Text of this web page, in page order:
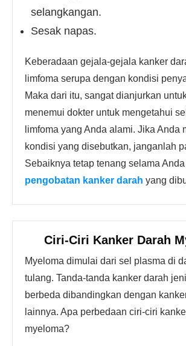
selangkangan.
Sesak napas.
Keberadaan gejala-gejala kanker
limfoma serupa dengan kondisi
Maka dari itu, sangat dianjurkan
menemui dokter untuk mengetahui
limfoma yang Anda alami. Jika Anda
kondisi yang disebutkan, janganlah
Sebaiknya tetap tenang selama
pengobatan kanker darah yang
Ciri-Ciri Kanker Darah
Myeloma dimulai dari sel plasma di
tulang. Tanda-tanda kanker darah
berbeda dibandingkan dengan
lainnya. Apa perbedaan ciri-ciri
myeloma?